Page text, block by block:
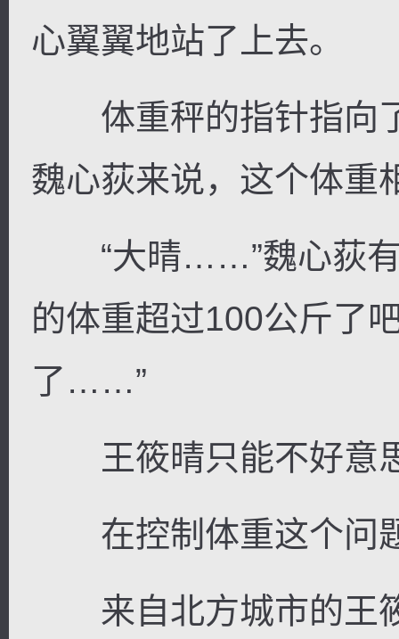
心翼翼地站了上去。
体重秤的指针指向
魏心荻来说，这个体重
“大晴……”魏心荻有
的体重超过100公斤了
了……”
王筱晴只能不好意
在控制体重这个问
来自北方城市的王